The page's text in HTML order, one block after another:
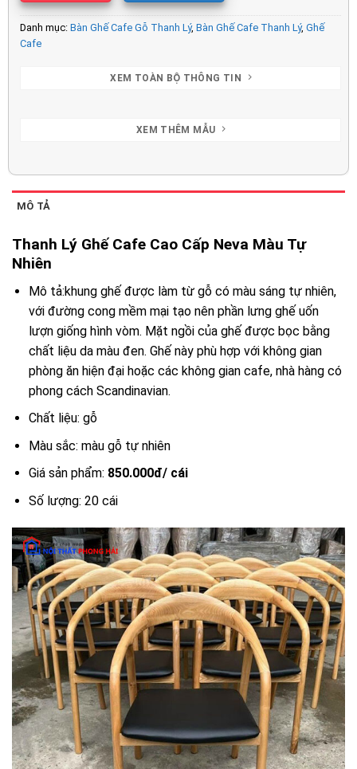
Danh mục: Bàn Ghế Cafe Gỗ Thanh Lý, Bàn Ghế Cafe Thanh Lý, Ghế
Cafe
XEM TOÀN BỘ THÔNG TIN
XEM THÊM MẪU
MÔ TẢ
Thanh Lý Ghế Cafe Cao Cấp Neva Màu Tự
Nhiên
Mô tả:khung ghế được làm từ gỗ có màu sáng tự nhiên,
với đường cong mềm mại tạo nên phần lưng ghế uốn
lượn giống hình vòm. Mặt ngồi của ghế được bọc bằng
chất liệu da màu đen. Ghế này phù hợp với không gian
phòng ăn hiện đại hoặc các không gian cafe, nhà hàng có
phong cách Scandinavian.
Chất liệu: gỗ
Màu sắc: màu gỗ tự nhiên
Giá sản phẩm: 850.000đ/ cái
Số lượng: 20 cái